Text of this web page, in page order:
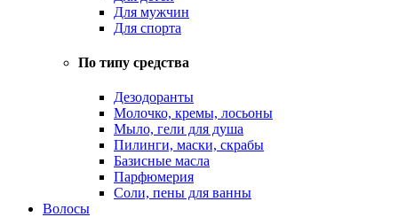
Для мужчин
Для спорта
По типу средства
Дезодоранты
Молочко, кремы, лосьоны
Мыло, гели для душа
Пилинги, маски, скрабы
Базисные масла
Парфюмерия
Соли, пены для ванны
Волосы